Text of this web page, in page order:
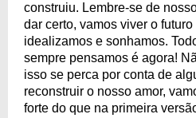
construiu. Lembre-se de
dar certo, vamos viver o
idealizamos e sonhamos.
sempre pensamos é agora!
isso se perca por conta de
reconstruir o nosso amor,
forte do que na primeira